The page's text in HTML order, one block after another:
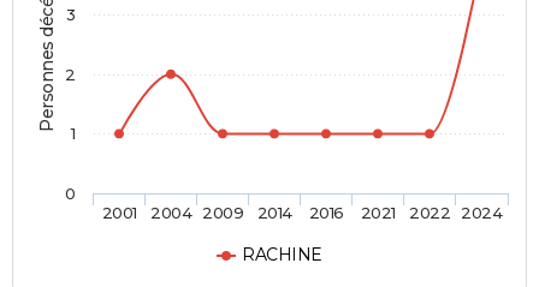
Personnes décédées
RACHINE
2001 2004 2009 2014 2016 2021 2022 2024
0
1
2
3